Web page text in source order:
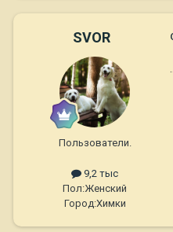
SVOR
Пользователи.
9,2 тыс
Пол:Женский
Город:Химки